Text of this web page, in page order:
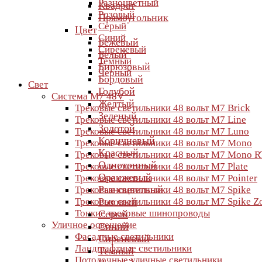
Разноцветный
Розовый
Серый
Синий
Сиреневый
Темный
Черный
Свет
Система M7 48V
Трековые светильники 48 вольт M7 Brick
Трековые светильники 48 вольт M7 Line
Трековые светильники 48 вольт M7 Luno
Трековые светильники 48 вольт M7 Mono
Трековые светильники 48 вольт M7 Mono
Трековые светильники 48 вольт M7 Plate
Трековые светильники 48 вольт M7 Pointer
Трековые светильники 48 вольт M7 Spike
Трековые светильники 48 вольт M7 Spike
Тонкие трековые шинопроводы
Уличное освещение
Фасадные светильники
Ландшафтные светильники
Квадрат
Прямоугольник
Цвет
Бежевый
Белый
Бирюзовый
Бордовый
Голубой
Желтый
Зеленый
Золотой
Коричневый
Красный
Однотонный
Оранжевый
Разноцветный
Розовый
Серый
Синий
Сиреневый
Темный